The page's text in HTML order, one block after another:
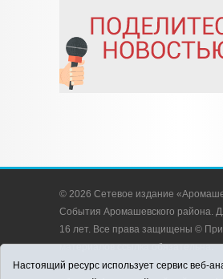
© 2026 Сетевое издание
События Аромашевского района.
16 лет. Все права защищены © При
материалов ссылка обязательна.
Адрес редакции: 627350, Россия,
Настоящий ресурс использует сервис веб-